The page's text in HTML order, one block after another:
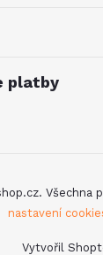
platby
Vytvořil
. Všechna
nastavení